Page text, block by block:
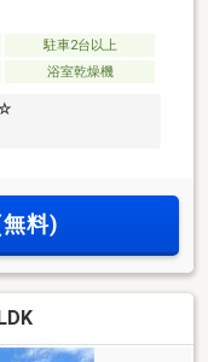
駐車2台以上
浴室乾燥機
料)